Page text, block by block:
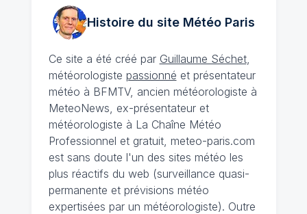
Histoire du site MétéoParis
Ce site a été créé par Guillaume Séchet,
météorologiste passionné et présentateur
météo à BFMTV, ancien météorologiste à
MeteoNews, ex-présentateur et
météorologiste à La Chaîne Météo
Professionnel et gratuit, meteo-paris.com
est sans doute l'un des sites météo les
plus réactifs du web (surveillance quasi-
permanente et prévisions météo
expertisées par un météorologiste). Outre